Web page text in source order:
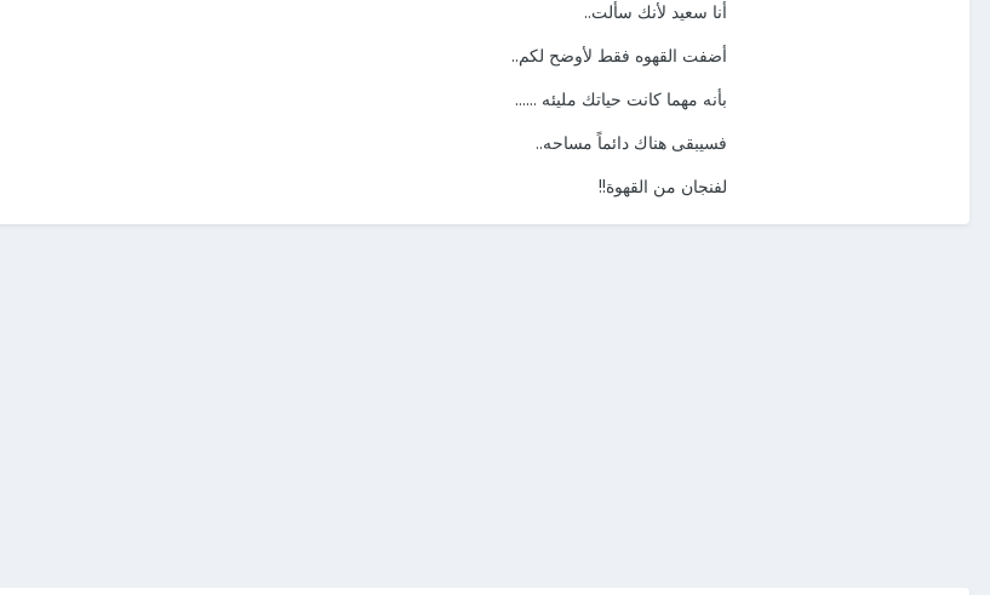
أنا سعيد لأنك سألت..
أضفت القهوه فقط لأوضح لكم..
بأنه مهما كانت حياتك مليئه ......
فسيبقى هناك دائماً مساحه..
لفنجان من القهوة!!